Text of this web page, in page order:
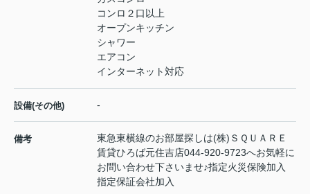
コンロ２口以上
オープンキッチン
シャワー
エアコン
インターネット対応
設備(その他) -
備考
東急東横線のお部屋探しは(株)ＳＱＵＡＲＥ
賃貸ひろば元住吉店044-920-9723へお気軽に
お問い合わせ下さいませ♪指定火災保険加入
指定保証会社加入